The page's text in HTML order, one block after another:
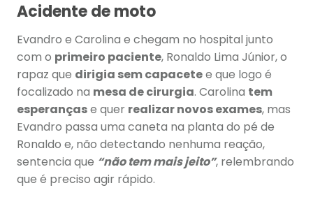
Acidente de moto
Evandro e Carolina e chegam no hospital junto
com o primeiro paciente, Ronaldo Lima Júnior, o
rapaz que dirigia sem capacetee que logo é
focalizado na mesa de cirurgia. Carolina tem
esperançase quer realizar novos exames, mas
Evandro passa uma caneta na planta do pé de
Ronaldo e, não detectando nenhuma reação,
sentencia que “não tem mais jeito”, relembrando
que é preciso agir rápido.